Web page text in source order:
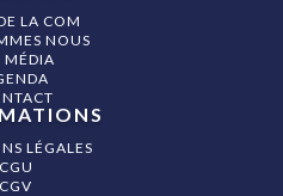
LA COM
NOUS
MÉDIA
LÉGALES
CGU
CGV